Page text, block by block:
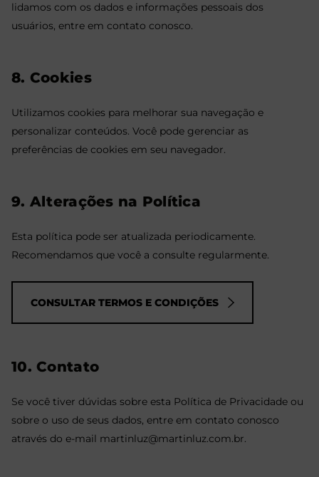
lidamos com os dados e informações pessoais dos
usuários, entre em contato conosco.
8. Cookies
Utilizamos cookies para melhorar sua navegação e
personalizar conteúdos. Você pode gerenciar as
preferências de cookies em seu navegador.
9. Alterações na Política
Esta política pode ser atualizada periodicamente.
Recomendamos que você a consulte regularmente.
CONSULTAR TERMOS E CONDIÇÕES
10. Contato
Se você tiver dúvidas sobre esta Política de Privacidade ou
sobre o uso de seus dados, entre em contato conosco
através do e-mail martinluz@martinluz.com.br.